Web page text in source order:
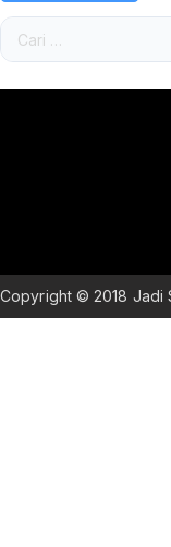
Cari
untuk:
Copyright © 2018